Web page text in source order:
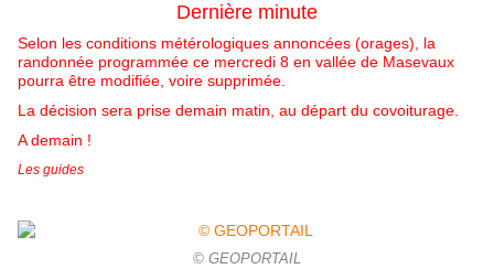
Dernière minute
Selon les conditions métérologiques annoncées (orages), la
randonnée programmée ce mercredi 8 en vallée de Masevaux
pourra être modifiée, voire supprimée.
La décision sera prise demain matin, au départ du covoiturage.
A demain !
Les guides
© GEOPORTAIL